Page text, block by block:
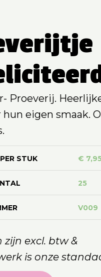
Proeverij.
eigen smaak.
STUK € 7,95
25
V009
zijn excl. btw &
is onze